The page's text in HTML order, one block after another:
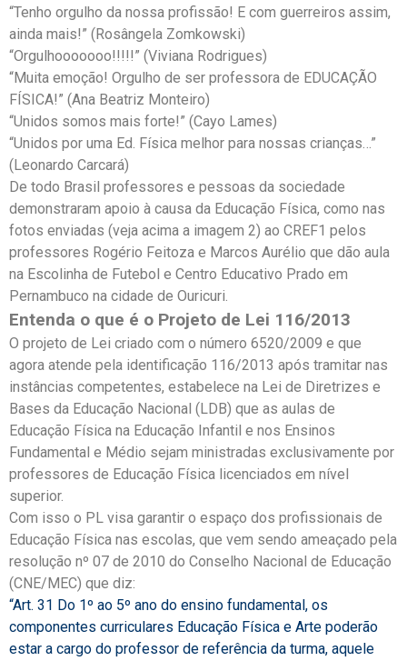
“Tenho orgulho da nossa profissão! E com guerreiros assim,
ainda mais!” (Rosângela Zomkowski)
“Orgulhooooooo!!!!!” (Viviana Rodrigues)
“Muita emoção! Orgulho de ser professora de EDUCAÇÃO
FÍSICA!” (Ana Beatriz Monteiro)
“Unidos somos mais forte!” (Cayo Lames)
“Unidos por uma Ed. Física melhor para nossas crianças…”
(Leonardo Carcará)
De todo Brasil professores e pessoas da sociedade
demonstraram apoio à causa da Educação Física, como nas
fotos enviadas (veja acima a imagem 2) ao CREF1 pelos
professores Rogério Feitoza e Marcos Aurélio que dão aula
na Escolinha de Futebol e Centro Educativo Prado em
Pernambuco na cidade de Ouricuri.
Entenda o que é o Projeto de Lei 116/2013
O projeto de Lei criado com o número 6520/2009 e que
agora atende pela identificação 116/2013 após tramitar nas
instâncias competentes, estabelece na Lei de Diretrizes e
Bases da Educação Nacional (LDB) que as aulas de
Educação Física na Educação Infantil e nos Ensinos
Fundamental e Médio sejam ministradas exclusivamente por
professores de Educação Física licenciados em nível
superior.
Com isso o PL visa garantir o espaço dos profissionais de
Educação Física nas escolas, que vem sendo ameaçado pela
resolução nº 07 de 2010 do Conselho Nacional de Educação
(CNE/MEC) que diz:
“Art. 31 Do 1º ao 5º ano do ensino fundamental, os
componentes curriculares Educação Física e Arte poderão
estar a cargo do professor de referência da turma, aquele